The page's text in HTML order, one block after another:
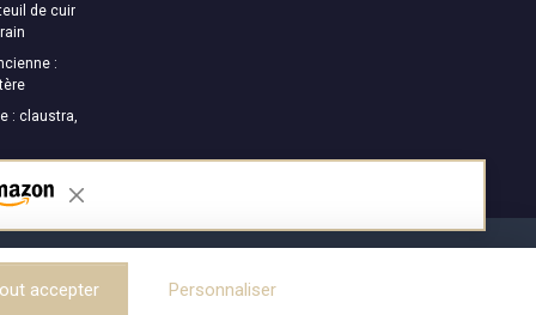
de cuir
:
: claustra,
accepter Personnaliser